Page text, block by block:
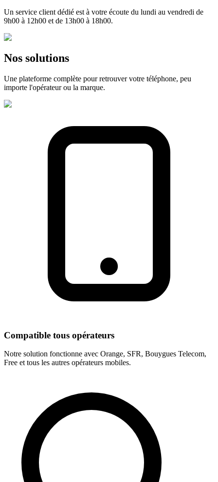
Un service client dédié est à votre écoute du lundi au vendredi de
9h00 à 12h00 et de 13h00 à 18h00.
Nos solutions
Une plateforme complète pour retrouver votre téléphone, peu
importe l'opérateur ou la marque.
Compatible tous opérateurs
Notre solution fonctionne avec Orange, SFR, Bouygues Telecom,
Free et tous les autres opérateurs mobiles.